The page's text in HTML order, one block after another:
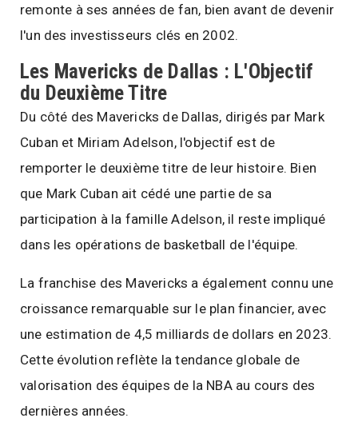
remonte à ses années de fan, bien avant de devenir
l'un des investisseurs clés en 2002.
Les Mavericks de Dallas : L'Objectif
du Deuxième Titre
Du côté des Mavericks de Dallas, dirigés par Mark
Cuban et Miriam Adelson, l'objectif est de
remporter le deuxième titre de leur histoire. Bien
que Mark Cuban ait cédé une partie de sa
participation à la famille Adelson, il reste impliqué
dans les opérations de basketball de l'équipe.
La franchise des Mavericks a également connu une
croissance remarquable sur le plan financier, avec
une estimation de 4,5 milliards de dollars en 2023.
Cette évolution reflète la tendance globale de
valorisation des équipes de la NBA au cours des
dernières années.